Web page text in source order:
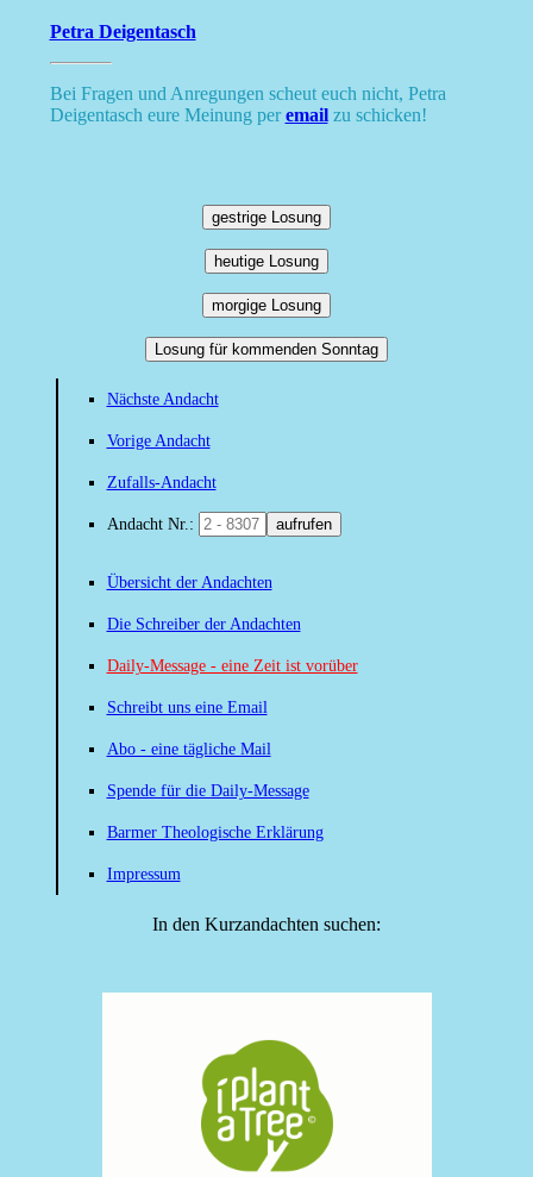
Petra Deigentasch
Bei Fragen und Anregungen scheut euch nicht, Petra
Deigentasch eure Meinung peremailzu schicken!
gestrige Losung
heutige Losung
morgige Losung
Losung für kommenden Sonntag
Nächste Andacht
Vorige Andacht
Zufalls-Andacht
Andacht Nr.: aufrufen
Übersicht der Andachten
Die Schreiber der Andachten
Daily-Message - eine Zeit ist vorüber
Schreibt uns eine Email
Abo - eine tägliche Mail
Spende für die Daily-Message
Barmer Theologische Erklärung
Impressum
In den Kurzandachten suchen: